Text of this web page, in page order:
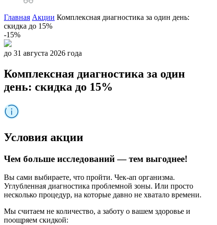
Главная Акции Комплексная диагностика за один день:
скидка до 15%
-15%
до 31 августа 2026 года
Комплексная диагностика за один
день: скидка до 15%
Условия акции
Чем больше исследований — тем выгоднее!
Вы сами выбираете, что пройти. Чек-ап организма.
Углубленная диагностика проблемной зоны. Или просто
несколько процедур, на которые давно не хватало времени.
Мы считаем не количество, а заботу о вашем здоровье и
поощряем скидкой: